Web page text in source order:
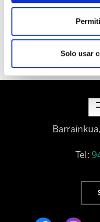
Solo usar
Tel: